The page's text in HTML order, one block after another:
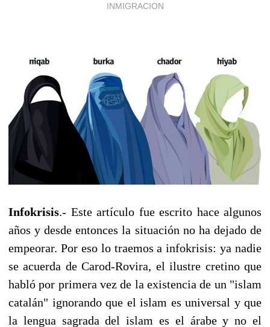
INMIGRACION
Infokrisis.- Este artículo fue escrito hace algunos
años y desde entonces la situación no ha dejado de
empeorar. Por eso lo traemos a infokrisis: ya nadie
se acuerda de Carod-Rovira, el ilustre cretino que
habló por primera vez de la existencia de un "islam
catalán" ignorando que el islam es universal y que
la lengua sagrada del islam es el árabe y no el